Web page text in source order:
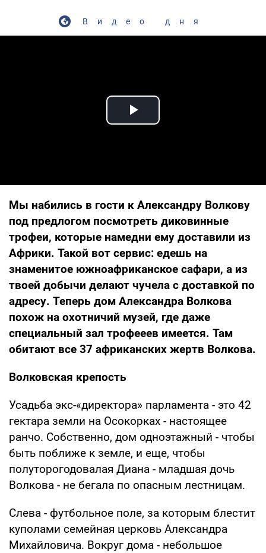
Видео дня
Play Video
Мы набились в гости к Александру Волкову
под предлогом посмотреть диковинные
трофеи, которые намедни ему доставили из
Африки. Такой вот сервис: едешь на
знаменитое южноафриканское сафари, а из
твоей добычи делают чучела с доставкой по
адресу. Теперь дом Александра Волкова
похож на охотничий музей, где даже
специальный зал трофееев имеется. Там
обитают все 37 африканских жертв Волкова.
Волковская крепость
Усадьба экс-«директора» парламента - это 42
гектара земли на Осокорках - настоящее
ранчо. Собственно, дом одноэтажный - чтобы
быть поближе к земле, и еще, чтобы
полуторогодовалая Диана - младшая дочь
Волкова - не бегала по опасным лестницам.
Слева - футбольное поле, за которым блестит
куполами семейная церковь Александра
Михайловича. Вокруг дома - небольшое